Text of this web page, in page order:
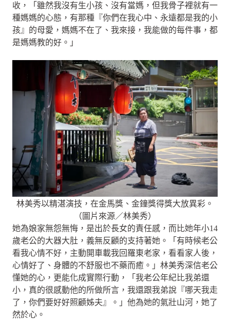
收，「雖然我沒有生小孩、沒有當媽，但我骨子裡就有一
種媽媽的心態，有那種『你們在我心中、永遠都是我的小
孩』的母愛，媽媽不在了、我來接，我能做的每件事，都
是媽媽教的好。」
林美秀以精湛演技，在金馬獎、金鐘獎得獎大放異彩。
（圖片來源／林美秀）
她為娘家無怨無悔，是出於長女的責任感，而比她年小14
歲老公的大器大肚，義無反顧的支持著她。「有時候老公
看我心情不好，主動開車載我回羅東老家，看看家人後，
心情好了、身體的不舒服也不藥而癒。」林美秀深信老公
懂她的心，更能化成實際行動，「我老公年紀比我弟還
小，真的很感動他的所做所言，我還跟我弟說『哪天我走
了，你們要好好照顧姊夫』。」他為她的氣壯山河，她了
然於心。